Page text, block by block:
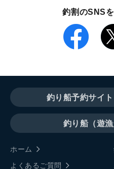
釣割のSNS
釣り船予約サイ
釣り船（遊
ホーム
よくあるご質問